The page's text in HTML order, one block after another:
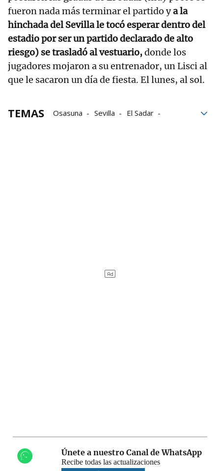
fueron nada más terminar el partido ya la
hinchada del Sevilla le tocó esperar dentro del
estadio por ser un partido declarado de alto
riesgo) se trasladó al vestuario,donde los
jugadores mojaron a su entrenador, un Lisci al
que le sacaron un día de fiesta. El lunes, al sol.
TEMAS Osasuna Sevilla
El Sadar
Únete a nuestro Canal de WhatsApp
Recibe todas las actualizaciones